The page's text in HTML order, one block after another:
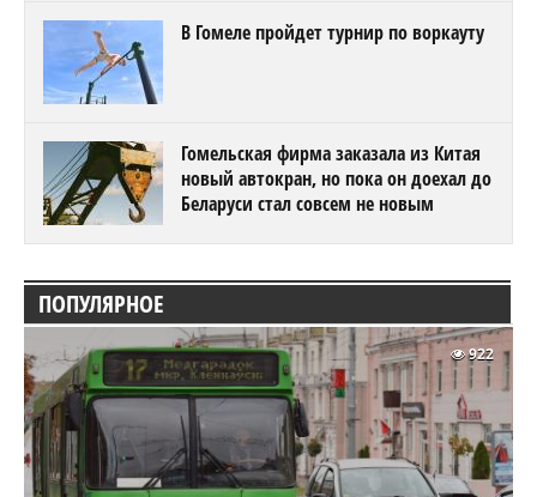
В Гомеле пройдет турнир по воркауту
Гомельская фирма заказала из Китая
новый автокран, но пока он доехал до
Беларуси стал совсем не новым
ПОПУЛЯРНОЕ
922